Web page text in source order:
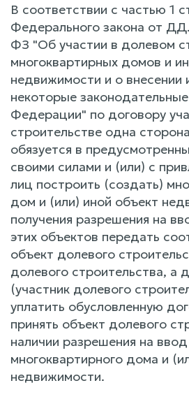
В соответствии с частью 1
Федерального закона от
ФЗ "Об участии в долевом
многоквартирных домов и
недвижимости и о внесении
некоторые
Федерации" по договору
строительстве одна
обязуется в
своими силами и (или) с
лиц построить (создать)
дом и (или) иной объект
получения разрешения на
этих объектов передать
объект долевого
долевого строительства, а
(участник долевого
уплатить обусловленную
принять объект долевого
наличии разрешения на
многоквартирного дома и
недвижимости.